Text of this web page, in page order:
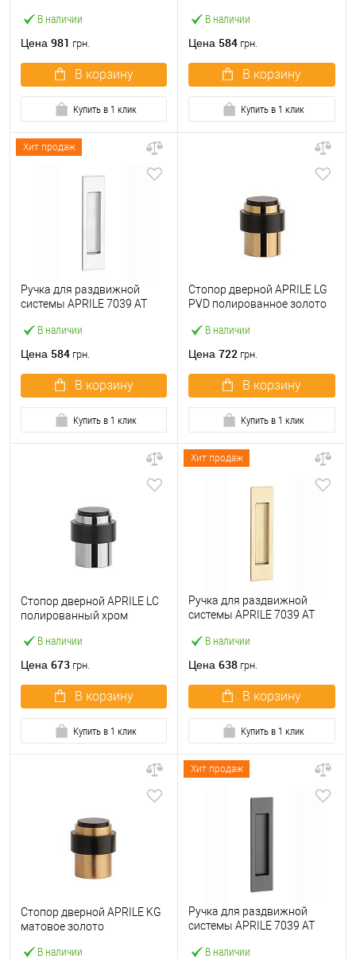
В наличии
Цена 981 грн.
В корзину
Купить в 1 клик
В наличии
Цена 584 грн.
В корзину
Купить в 1 клик
Хит продаж
В наличии
Ручка для раздвижной
системы APRILE 7039 AT
Цена 584 грн.
В корзину
Купить в 1 клик
В наличии
Стопор дверной APRILE LG
PVD полированное золото
Цена 722 грн.
В корзину
Купить в 1 клик
В наличии
Стопор дверной APRILE LC
полированный хром
Цена 673 грн.
В корзину
Купить в 1 клик
Хит продаж
В наличии
Ручка для раздвижной
системы APRILE 7039 AT
Цена 638 грн.
В корзину
Купить в 1 клик
В наличии
Стопор дверной APRILE KG
матовое золото
Хит продаж
В наличии
Ручка для раздвижной
системы APRILE 7039 AT